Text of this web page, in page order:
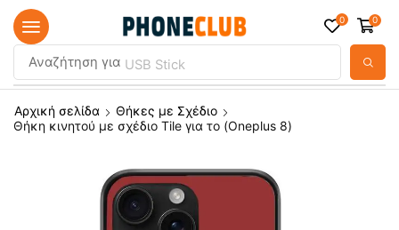
Αναζήτηση για USB Stick
0 0
Αρχική σελίδα
Θήκες με Σχέδιο
Θήκη κινητού με σχέδιο Tile για το (Oneplus 8)